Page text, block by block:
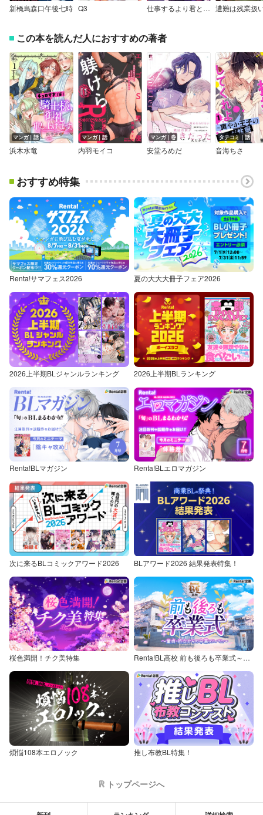
新橋烏森口午後七時 Q3 仕事するより君と寝たい。
この本を読んだ人におすすめの著者
マンガ｜話
浜木水竜
マンガ｜話
内羽モイコ
マンガ｜巻
安堂ろめだ
タテコミ｜話
音海ちさ
おすすめ特集
Renta!サマフェス2026 夏の大大大冊子フェア2026
2026上半期BLジャンルランキング 2026上半期BLランキング
Renta!BLマガジン Renta!BLエロマガジン
次に来るBLコミックアワード2026 BLアワード2026 結果発表特集！
桜色満開！チク美特集 Renta!BL高校 前も後ろも卒業式～童貞・処女からの卒業アルバム～
煩悩108本エロノック 推し布教BL特集！
トップページへ